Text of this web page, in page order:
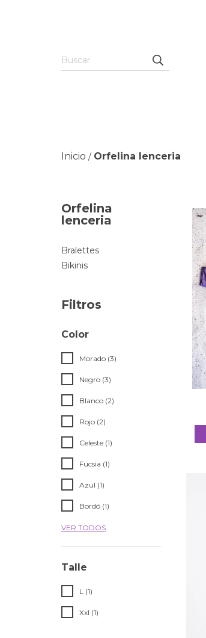
Inicio / Orfelina lenceria
Orfelina
lenceria
Bralettes
Bikinis
Filtros
Color
Morado (3)
Negro (3)
Blanco (2)
Rojo (2)
Celeste (1)
Fucsia (1)
Azul (1)
Bordó (1)
VER TODOS
Talle
L (1)
Xxl (1)